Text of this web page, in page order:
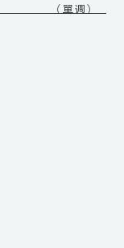
（單週）